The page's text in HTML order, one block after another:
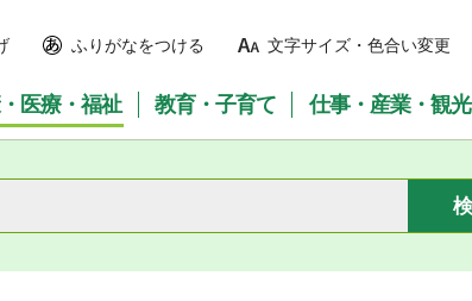
ふりがなをつける 文字サイズ・色合い変更
医療・福祉 教育・子育て 仕事・産業・観光